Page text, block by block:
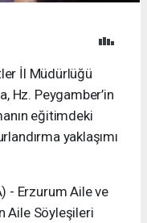
İl Müdürlüğü
Hz. Peygamber’in
eğitimdeki
yaklaşımı
- Erzurum Aile ve
Aile Söyleşileri